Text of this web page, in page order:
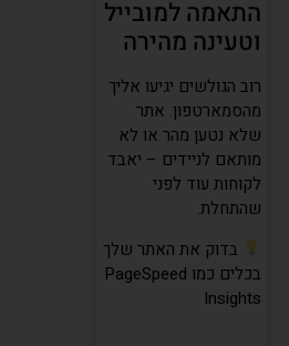
התאמה למובייל
וטעינה מהירה
רוב הגולשים יגיעו אליך
מהסמארטפון. אתר
שלא נטען מהר או לא
מותאם לניידים – יאבד
לקוחות עוד לפני
שהתחלת.
בדוק את האתר שלך
בכלים כמו PageSpeed
Insights